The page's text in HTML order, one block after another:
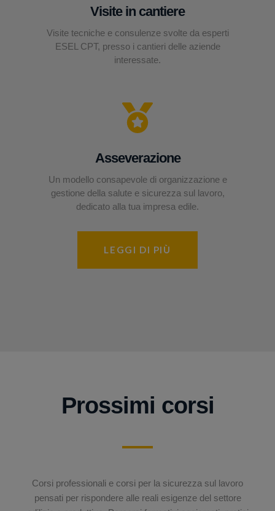
Visite in cantiere
Visite tecniche e consulenze svolte da esperti
ESEL CPT, presso i cantieri delle aziende
interessate.
Asseverazione
Un modello consapevole di organizzazione e
gestione della salute e sicurezza sul lavoro,
dedicato alla tua impresa edile.
LEGGI DI PIÙ
Prossimi corsi
Corsi professionali e corsi per la sicurezza sul lavoro
pensati per rispondere alle reali esigenze del settore